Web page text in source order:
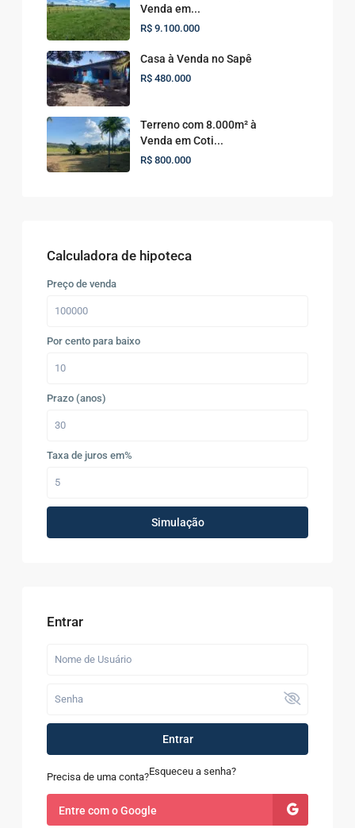
Venda em...
R$ 9.100.000
Casa à Venda no Sapê
R$ 480.000
Terreno com 8.000m² à
Venda em Coti...
R$ 800.000
Calculadora de hipoteca
Preço de venda
Por cento para baixo
Prazo (anos)
Taxa de juros em%
Simulação
Entrar
Entrar
Precisa de uma conta?Esqueceu a senha?
Entre com o Google